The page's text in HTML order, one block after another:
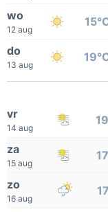
wo
12 aug
do
13 aug
vr
14 aug
za
15 aug
zo
16 aug